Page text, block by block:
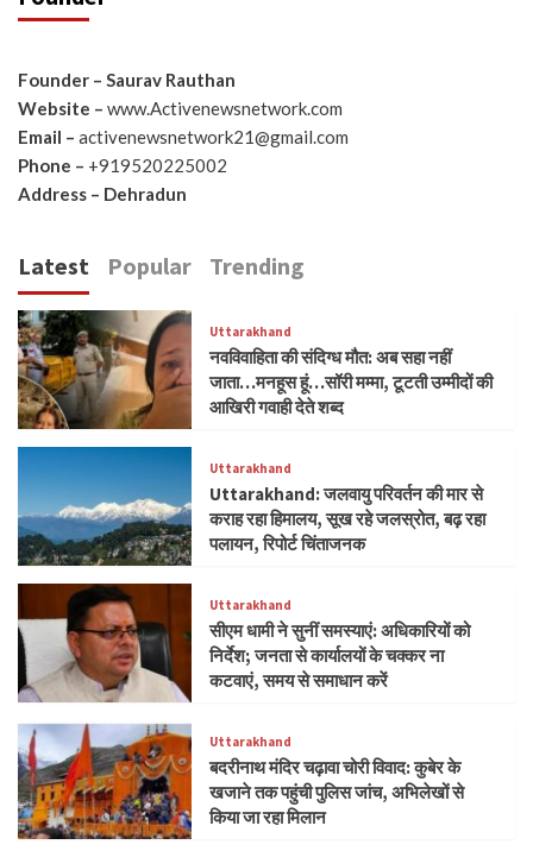
Founder – Saurav Rauthan
Website – www.Activenewsnetwork.com
Email – activenewsnetwork21@gmail.com
Phone – +919520225002
Address – Dehradun
Latest Popular Trending
Uttarakhand
नवविवाहिता की संदिग्ध मौत: अब सहा नहीं
जाता…मनहूस हूं…सॉरी मम्मा, टूटती उम्मीदों की
आखिरी गवाही देते शब्द
Uttarakhand
Uttarakhand: जलवायु परिवर्तन की मार से
कराह रहा हिमालय, सूख रहे जलस्रोत, बढ़ रहा
पलायन, रिपोर्ट चिंताजनक
Uttarakhand
सीएम धामी ने सुनीं समस्याएं: अधिकारियों को
निर्देश; जनता से कार्यालयों के चक्कर ना
कटवाएं, समय से समाधान करें
Uttarakhand
बदरीनाथ मंदिर चढ़ावा चोरी विवाद: कुबेर के
खजाने तक पहुंची पुलिस जांच, अभिलेखों से
किया जा रहा मिलान